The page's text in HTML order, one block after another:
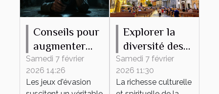
Conseils pour
augmenter
vos chances
de succès
dans un jeu
Samedi 7 février
2026 14:26
Les jeux d'évasion
Explorer la
diversité des
églises
françaises à
travers leurs
Samedi 7 février
2026 11:30
La richesse culturelle